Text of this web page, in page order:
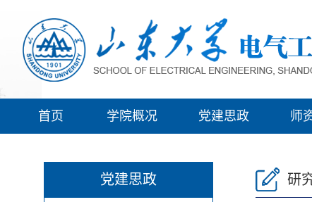
首页 学院概况 党建思政 师
党建思政 研